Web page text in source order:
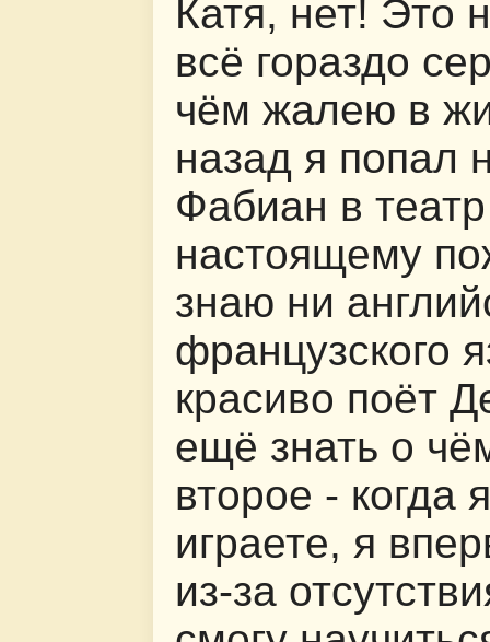
Катя, нет! Это
всё гораздо
чём жалею в
назад я попал
Фабиан в
настоящему
знаю ни
французского
красиво поёт
ещё знать о
второе -
играете, я
из-за